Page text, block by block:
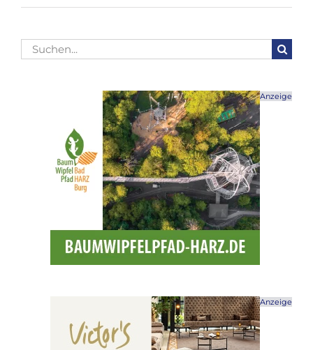
Suche
nach:
Anzeige
Anzeige